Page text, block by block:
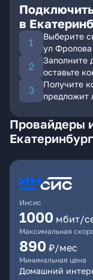
в
Выберите
ул Фролова
Заполните
оставьте
Получите
предложит
Провайдеры
Инсис
1000 мбит/
Максимальная
890 ₽/мес
Минимальная цена
Домашний